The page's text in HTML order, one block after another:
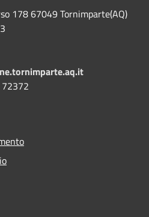
178 67049 Tornimparte(AQ)